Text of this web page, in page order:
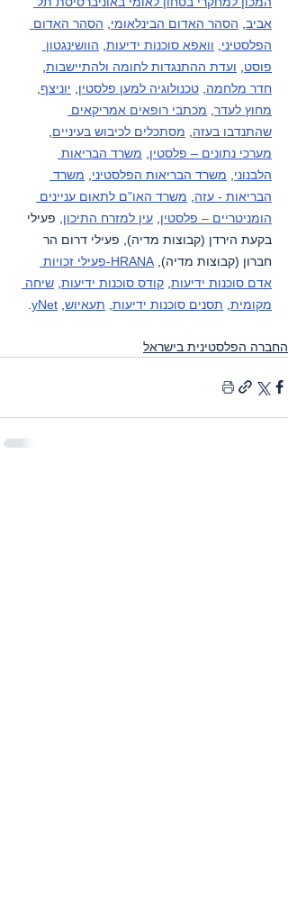
אביב הסהר האדום הבינלאומי
הסהר האדום
הפלסטיני
וואפא סוכנות ידיעות הוושינגטון
פוסט
ועדת ההתנגדות לחומה ולהתיישבות
חדר מלחמה טכנולוגיה למען פלסטין יוניצף
מחוץ לעדר מכתבי רופאים אמריקאים
שהתנדבו בעזה
מסתכלים לכיבוש בעיניים
מערכי נתונים – פלסטין
משרד הבריאות
הלבנוני
משרד הבריאות הפלסטיני
משרד
הבריאות - עזה
משרד האו"ם לתאום עניינים
הומניטריים – פלסטין עין למזרח התיכון , פעילי
בקעת הירדן (קבוצות מדיה), פעילי דרום הר
חברון (קבוצות מדיה),
HRANA-פעילי זכויות
אדם סוכנות ידיעות קודס סוכנות ידיעות שיחה
מקומית תסנים סוכנות ידיעות תעאיוש yNet
החברה הפלסטינית בישראל